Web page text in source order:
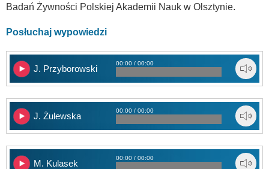
Badań Żywności Polskiej Akademii Nauk w Olsztynie.
Posłuchaj wypowiedzi
J. Przyborowski
00:00 / 00:00
J. Żulewska
00:00 / 00:00
M. Kulasek
00:00 / 00:00